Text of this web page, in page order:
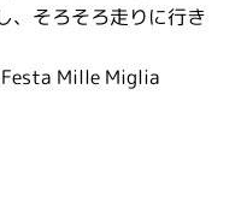
、そろそろ走りに行き
Mille Miglia